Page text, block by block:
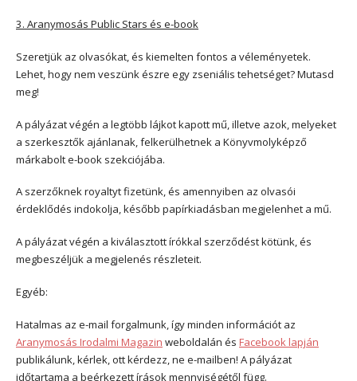
3. Aranymosás Public Stars és e-book
Szeretjük az olvasókat, és kiemelten fontos a véleményetek.
Lehet, hogy nem veszünk észre egy zseniális tehetséget? Mutasd
meg!
A pályázat végén a legtöbb lájkot kapott mű, illetve azok, melyeket
a szerkesztők ajánlanak, felkerülhetnek a Könyvmolyképző
márkabolt e-book szekciójába.
A szerzőknek royaltyt fizetünk, és amennyiben az olvasói
érdeklődés indokolja, később papírkiadásban megjelenhet a mű.
A pályázat végén a kiválasztott írókkal szerződést kötünk, és
megbeszéljük a megjelenés részleteit.
Egyéb:
Hatalmas az e-mail forgalmunk, így minden információt az
Aranymosás Irodalmi Magazin weboldalán és Facebook lapján
publikálunk, kérlek, ott kérdezz, ne e-mailben! A pályázat
időtartama a beérkezett írások mennyiségétől függ.